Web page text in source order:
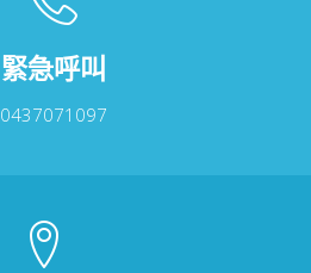
緊急呼叫
0437071097